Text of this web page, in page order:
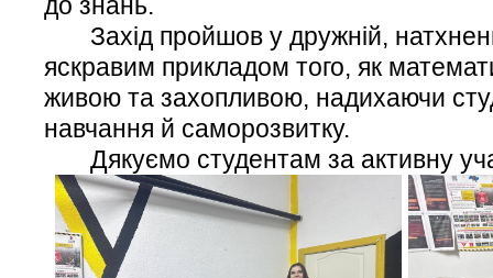
Захід пройшов у дружній,
яскравим прикладом того, як
живою та захопливою, надихаючи
навчання й саморозвитку.
Дякуємо студентам за активну